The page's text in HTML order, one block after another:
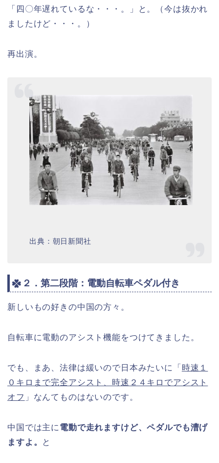
「四〇年遅れているな・・・。」と。（今は抜かれ
ましたけど・・・。）
再出演。
出典：朝日新聞社
２．第二段階：電動自転車ペダル付き
新しいもの好きの中国の方々。
自転車に電動のアシスト機能をつけてきました。
でも、まあ、法律は緩いので日本みたいに「 時速１
０キロまで完全アシスト、時速２４キロでアシスト
オフ 」なんてものはないのです。
中国では主に 電動で走れますけど、ペダルでも漕げ
ますよ。
と